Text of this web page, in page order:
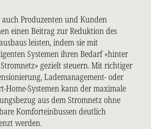
Produzenten und Kunden
einen Beitrag zur Reduktion des
leisten, indem sie mit
Systemen ihren Bedarf «hinter
gezielt steuern. Mit richtiger
Lademanagement- oder
Home-Systemen kann der maximale
aus dem Stromnetz ohne
Komforteinbussen deutlich
werden.